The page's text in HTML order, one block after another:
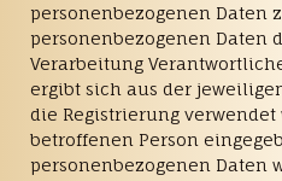
personenbezogenen Daten
personenbezogenen Daten
Verarbeitung
ergibt sich aus der
die Registrierung verwendet
betroffenen Person
personenbezogenen Daten